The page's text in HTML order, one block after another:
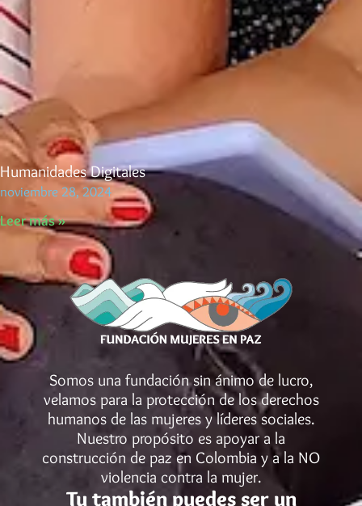
Somos una fundación sin ánimo de lucro,
velamos para la protección de los derechos
humanos de las mujeres y líderes sociales.
Nuestro propósito es apoyar a la
construcción de paz en Colombia y a la NO
violencia contra la mujer.
Tu también puedes ser un
Humanidades Digitales
noviembre 28, 2024
Leer más »